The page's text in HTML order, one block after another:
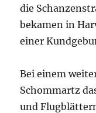
die
bekamen in
einer
Bei einem
Schommartz
und